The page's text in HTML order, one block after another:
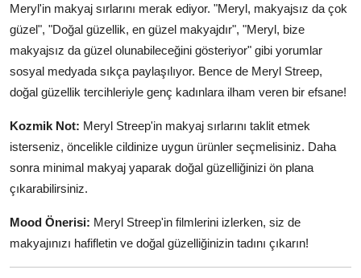
Meryl'in makyaj sırlarını merak ediyor. "Meryl, makyajsız da çok
güzel", "Doğal güzellik, en güzel makyajdır", "Meryl, bize
makyajsız da güzel olunabileceğini gösteriyor" gibi yorumlar
sosyal medyada sıkça paylaşılıyor. Bence de Meryl Streep,
doğal güzellik tercihleriyle genç kadınlara ilham veren bir efsane!
Kozmik Not: Meryl Streep'in makyaj sırlarını taklit etmek
isterseniz, öncelikle cildinize uygun ürünler seçmelisiniz. Daha
sonra minimal makyaj yaparak doğal güzelliğinizi ön plana
çıkarabilirsiniz.
Mood Önerisi: Meryl Streep'in filmlerini izlerken, siz de
makyajınızı hafifletin ve doğal güzelliğinizin tadını çıkarın!